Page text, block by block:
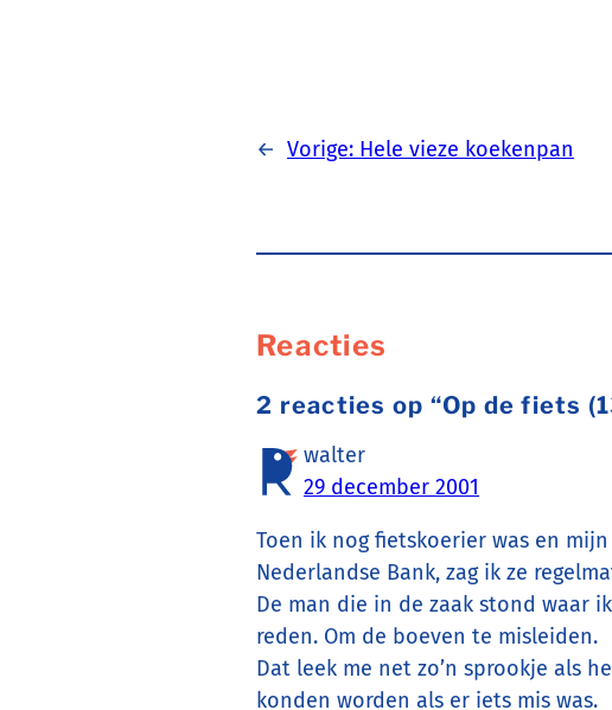
← Vorige: Hele vieze koekenpan
Reacties
2 reacties op “Op de fiets
walter
29 december 2001
Toen ik nog fietskoerier was en
Nederlandse Bank, zag ik ze
De man die in de zaak stond waar
reden. Om de boeven te misleiden.
Dat leek me net zo’n sprookje als
konden worden als er iets mis was.